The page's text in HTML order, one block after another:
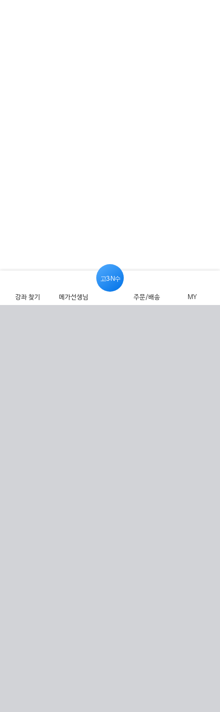
강좌 찾기 메가선생님 주문/배송 MY
고3·N수